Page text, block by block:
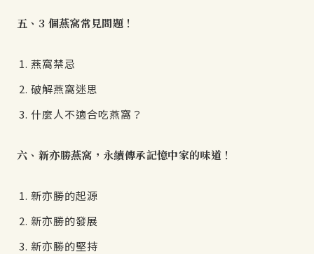
五、3 個燕窩常見問題！
燕窩禁忌
破解燕窩迷思
什麼人不適合吃燕窩？
六、新亦勝燕窩，永續傳承記憶中家的味道！
新亦勝的起源
新亦勝的發展
新亦勝的堅持